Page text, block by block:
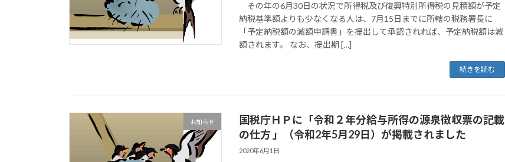
その年の6月30日の状況で所得税及び復興特別所得税の見積額が予定
納税基準額よりも少なくなる人は、7月15日までに所轄の税務署長に
「予定納税額の減額申請書」を提出して承認されれば、予定納税額は減
額されます。 なお、提出期 […]
続きを読む
お知らせ
国税庁ＨＰに「令和２年分給与所得の源泉徴収票の記載
の仕方 」（令和2年5月29日）が掲載されました
2020年6月1日